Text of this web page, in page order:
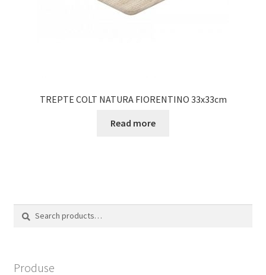
TREPTE COLT NATURA FIORENTINO 33x33cm
Read more
Produse